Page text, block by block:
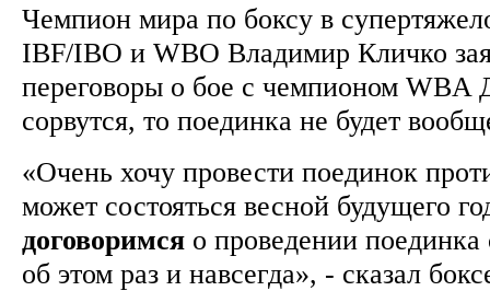
Чемпион мира по боксу в
IBF/IBO и WBO Владимир Кличко
переговоры о бое с чемпионом WBA
сорвутся, то поединка не будет
«Очень хочу провести поединок
может состояться весной будущего
договоримся о проведении
об этом раз и навсегда», - сказал